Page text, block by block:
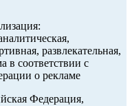
развлекательная,
в соответствии с
о рекламе
Федерация,